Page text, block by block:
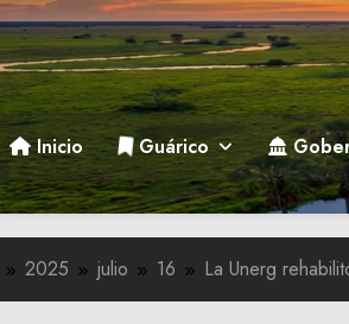
de Guarico
de Guarico
Inicio Guárico
2025 julio 16 La Unerg